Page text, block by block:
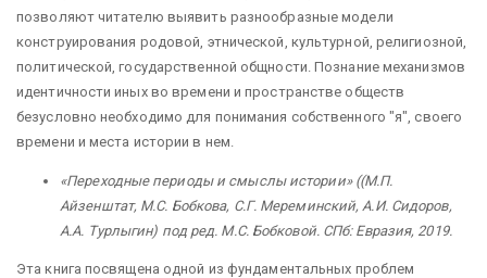
позволяют читателю выявить разнообразные модели
конструирования родовой, этнической, культурной, религиозной,
политической, государственной общности. Познание механизмов
идентичности иных во времени и пространстве обществ
безусловно необходимо для понимания собственного "я", своего
времени и места истории в нем.
«Переходные периоды и смыслы истории» ((М.П.
Айзенштат, М.С. Бобкова, С.Г. Мереминский, А.И. Сидоров,
А.А. Турлыгин) под ред. М.С. Бобковой. СПб: Евразия, 2019.
Эта книга посвящена одной из фундаментальных проблем